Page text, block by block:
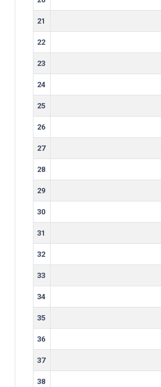
21
22
23
24
25
26
27
28
29
30
31
32
33
34
35
36
37
38